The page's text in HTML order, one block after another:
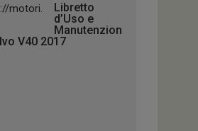
Libretto
d’Uso e
Manutenzion
V40 2017